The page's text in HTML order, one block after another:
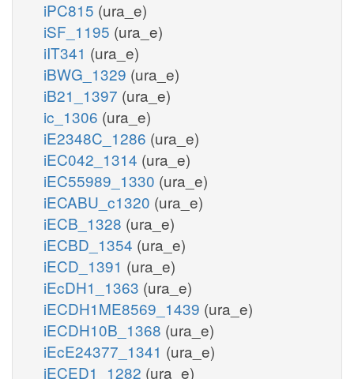
iPC815 (ura_e)
iSF_1195 (ura_e)
iIT341 (ura_e)
iBWG_1329 (ura_e)
iB21_1397 (ura_e)
ic_1306 (ura_e)
iE2348C_1286 (ura_e)
iEC042_1314 (ura_e)
iEC55989_1330 (ura_e)
iECABU_c1320 (ura_e)
iECB_1328 (ura_e)
iECBD_1354 (ura_e)
iECD_1391 (ura_e)
iEcDH1_1363 (ura_e)
iECDH1ME8569_1439 (ura_e)
iECDH10B_1368 (ura_e)
iEcE24377_1341 (ura_e)
iECED1_1282 (ura_e)